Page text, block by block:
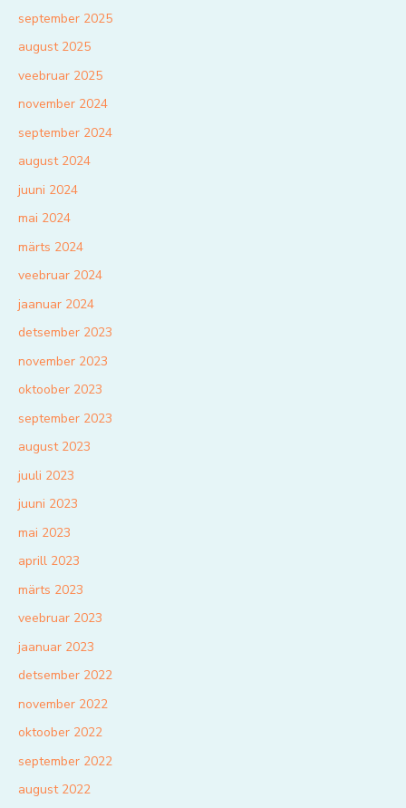
september 2025
august 2025
veebruar 2025
november 2024
september 2024
august 2024
juuni 2024
mai 2024
märts 2024
veebruar 2024
jaanuar 2024
detsember 2023
november 2023
oktoober 2023
september 2023
august 2023
juuli 2023
juuni 2023
mai 2023
aprill 2023
märts 2023
veebruar 2023
jaanuar 2023
detsember 2022
november 2022
oktoober 2022
september 2022
august 2022